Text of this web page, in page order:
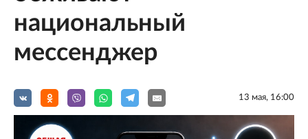
национальный
мессенджер
13 мая, 16:00